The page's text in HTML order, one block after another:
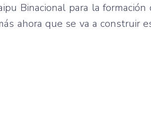
Binacional para la
ahora que se va a construir